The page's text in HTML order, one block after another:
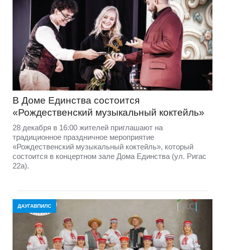
В Доме Единства состоится
«Рождественский музыкальный коктейль»
28 декабря в 16:00 жителей приглашают на
традиционное праздничное мероприятие
«Рождественский музыкальный коктейль», который
состоится в концертном зале Дома Единства (ул. Ригас
22а).
ДАУГАВПИЛС